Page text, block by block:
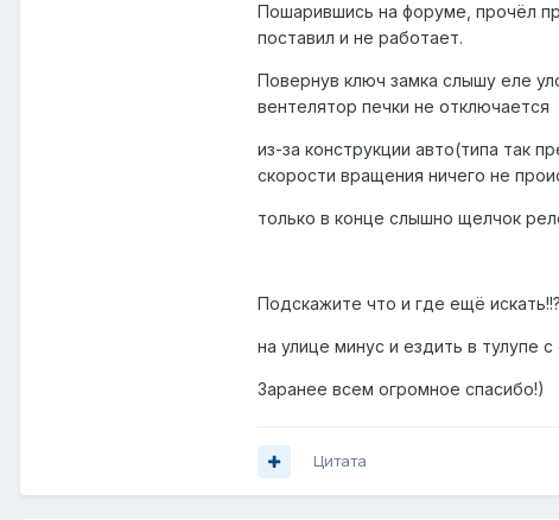
Пошарившись на форуме, прочёл
поставил и не работает.
Повернув ключ замка слышу еле
вентелятор печки не отключается
из-за конструкции авто(типа так
скорости вращения ничего не
только в конце слышно щелчок
Подскажите что и где ещё
на улице минус и ездить в тулупе
Заранее всем огромное спасибо!)
Цитата